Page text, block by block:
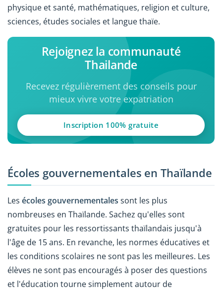
physique et santé, mathématiques, religion et culture,
sciences, études sociales et langue thaïe.
Rejoignez la communauté
Thailande
Recevez régulièrement des conseils pour
mieux vivre votre expatriation
Inscription 100% gratuite
Écoles gouvernementales en Thaïlande
Les écoles gouvernementales sont les plus
nombreuses en Thaïlande. Sachez qu'elles sont
gratuites pour les ressortissants thaïlandais jusqu'à
l'âge de 15 ans. En revanche, les normes éducatives et
les conditions scolaires ne sont pas les meilleures. Les
élèves ne sont pas encouragés à poser des questions
et l'éducation tourne simplement autour de